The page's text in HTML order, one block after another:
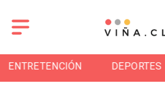
ENTRETENCIÓN DEPORTES